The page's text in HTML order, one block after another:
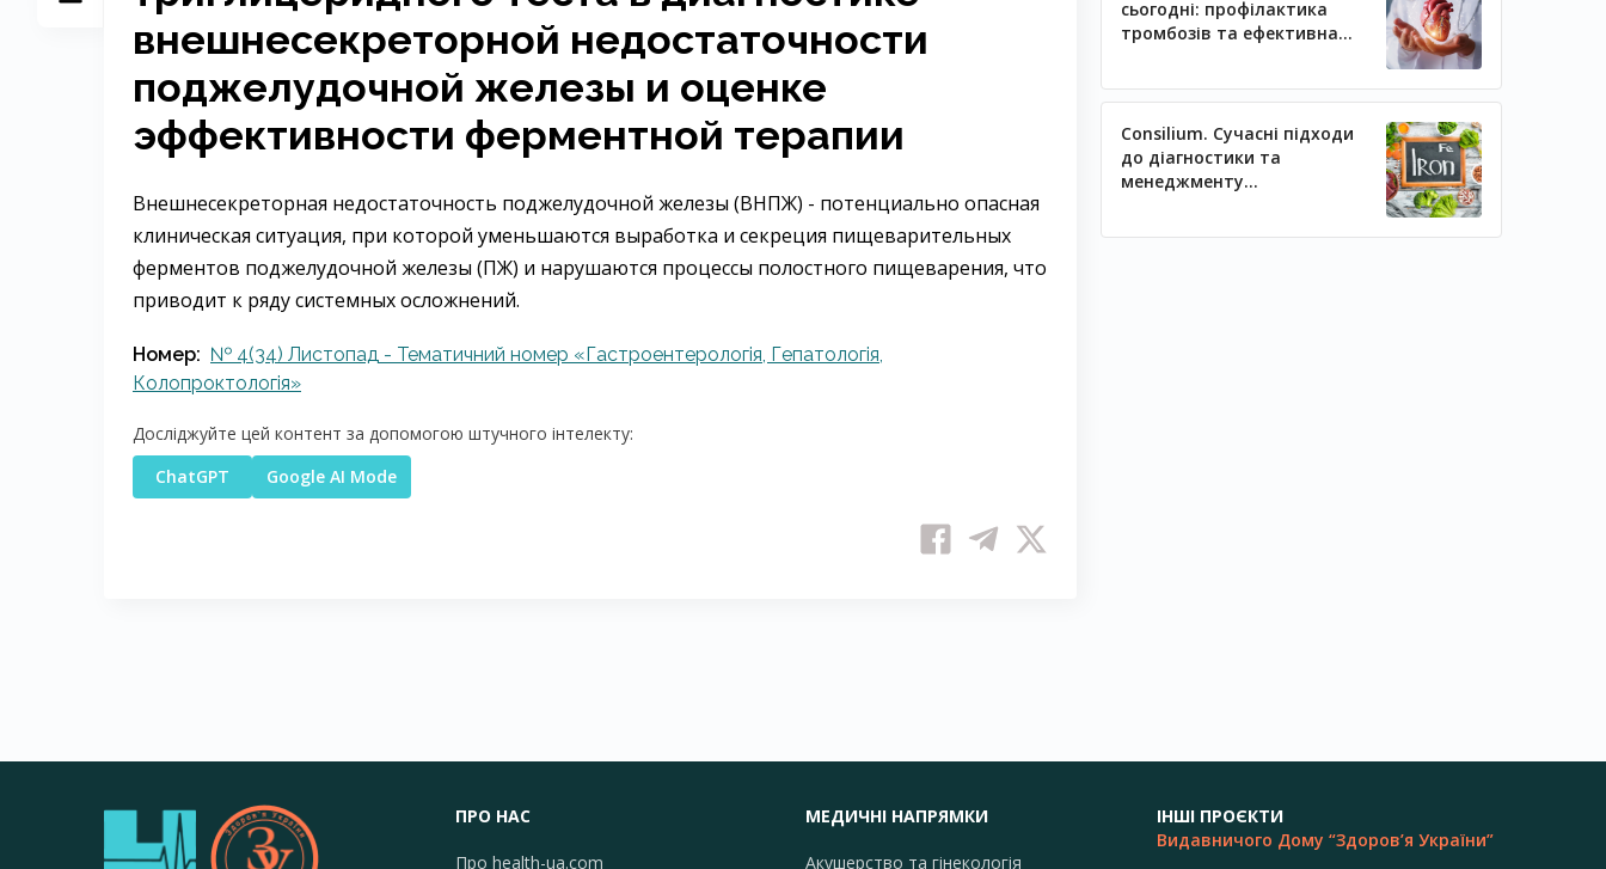
внешнесекреторной недостаточности
поджелудочной железы и оценке
эффективности ферментной терапии
Внешнесекреторная недостаточность поджелудочной железы (ВНПЖ) - потенциально опасная
клиническая ситуация, при которой уменьшаются выработка и секреция пищеварительных
ферментов поджелудочной железы (ПЖ) и нарушаются процессы полостного пищеварения, что
приводит к ряду системных осложнений.
Номер: № 4(34) Листопад - Тематичний номер «Гастроентерологія, Гепатологія,
Колопроктологія»
Досліджуйте цей контент за допомогою штучного інтелекту:
ChatGPT
Google AI Mode
сьогодні: профілактика
тромбозів та ефективна
Consilium. Сучасні підходи
до діагностики та
менеджменту
ПРО НАС
Про health-ua.com
МЕДИЧНІ НАПРЯМКИ
Акушерство та гінекологія
ІНШІ ПРОЄКТИ
Видавничого Дому “Здоров’я України”